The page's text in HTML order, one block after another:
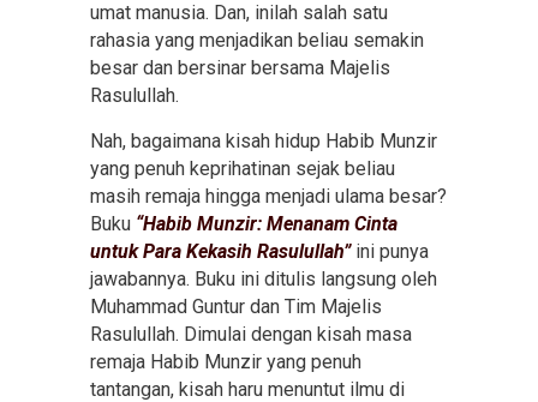
umat manusia. Dan, inilah salah satu
rahasia yang menjadikan beliau semakin
besar dan bersinar bersama Majelis
Rasulullah.
Nah, bagaimana kisah hidup Habib Munzir
yang penuh keprihatinan sejak beliau
masih remaja hingga menjadi ulama besar?
Buku “Habib Munzir: Menanam Cinta
untuk Para Kekasih Rasulullah”ini punya
jawabannya. Buku ini ditulis langsung oleh
Muhammad Guntur dan Tim Majelis
Rasulullah. Dimulai dengan kisah masa
remaja Habib Munzir yang penuh
tantangan, kisah haru menuntut ilmu di